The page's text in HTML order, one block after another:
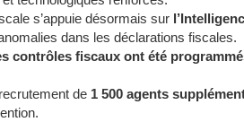
s’appuie désormais sur
dans les déclarations fiscales.
contrôles fiscaux ont été
de 1 500 agents